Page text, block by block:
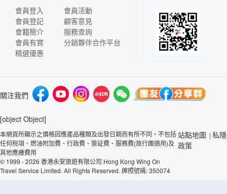
會員登入
會員登記
會籍簡介
會員有賞
精選優惠
會員活動
顧客意見
服務查詢
分銷夥伴合作平台
關注我們
[object Object]
本網頁所顯示之價格因應產品種類及出發日期而有所不同，不包括
任何稅項、燃油附加費、行政費、簽証費、服務費(旅行團適用)及
其他應繳費用
© 1999 - 2026 香港永安旅遊有限公司 Hong Kong Wing On
Travel Service Limited. All Rights Reserved. 牌照號碼: 350074
站點地圖 | 私隱
政策